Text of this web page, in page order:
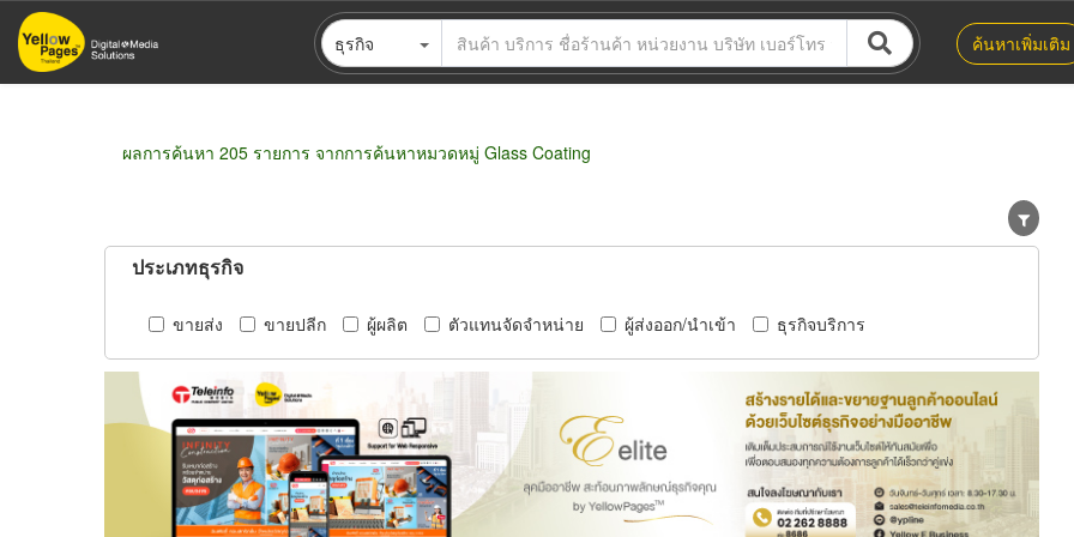
ข้าม
ไป
ธุรกิจ ค้นหาเพิ่มเติม
ผลการค้นหา 205 รายการ จากการค้นหาหมวดหมู่ Glass Coating
ประเภทธุรกิจ
ขายส่ง ขายปลีก ผู้ผลิต ตัวแทนจัดจำหน่าย ผู้ส่งออก/นำเข้า ธุรกิจบริการ